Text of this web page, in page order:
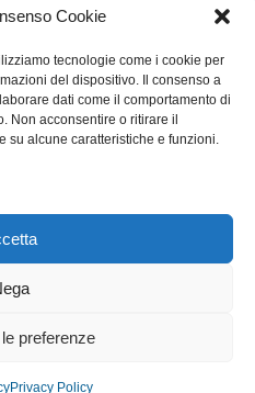
Cookie
tecnologie come i cookie per
del dispositivo. Il consenso a
dati come il comportamento di
Non acconsentire o ritirare il
su alcune caratteristiche e funzioni.
preferenze
Privacy Policy